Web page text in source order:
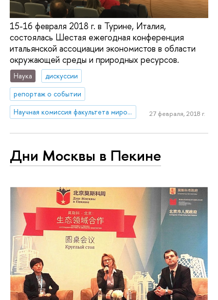
15-16 февраля 2018 г. в Турине, Италия,
состоялась Шестая ежегодная конференция
итальянской ассоциации экономистов в области
окружающей среды и природных ресурсов.
Наука
дискуссии
репортаж о событии
Научная комиссия факультета мировой экономики и мировой политики
27 февраля, 2018 г.
Дни Москвы в Пекине